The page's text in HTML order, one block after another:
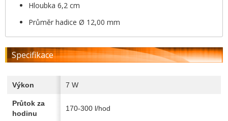
Hloubka 6,2 cm
Průměr hadice Ø 12,00 mm
Specifikace
Výkon 7 W
Průtok za
hodinu
170-300 l/hod